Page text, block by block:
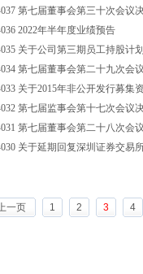
037 第七届董事会第三十次会议
2022年半年度业绩预告
035 关于公司第三期员工持股计
034 第七届董事会第二十九次会
033 关于2015年非公开发行募
032 第七届监事会第十七次会议
031 第七届董事会第二十八次会
030 关于延期回复深圳证券交易
一页 1 2 3 4